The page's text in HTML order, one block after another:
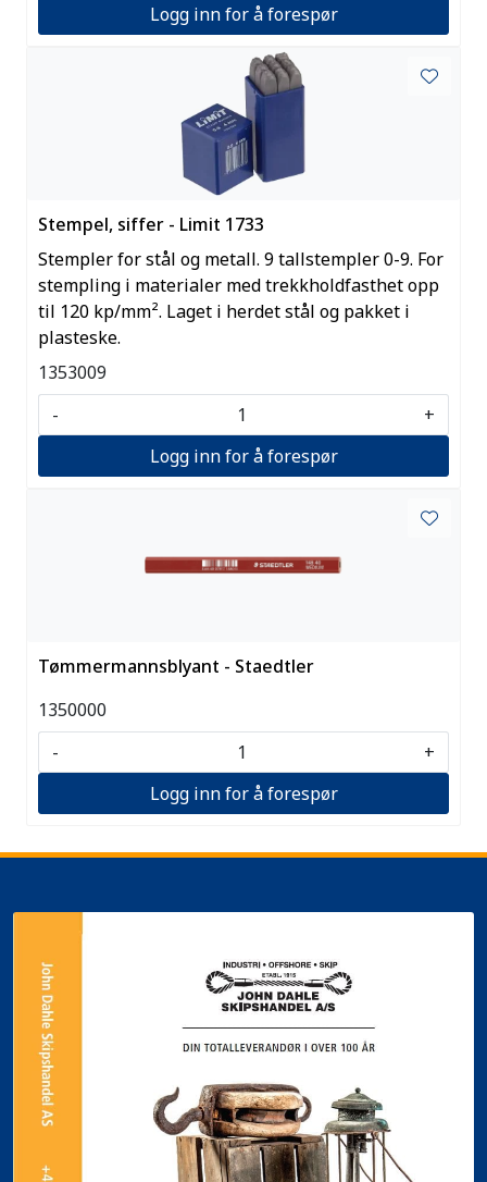
Logg inn for å forespør
Stempel, siffer - Limit 1733
Stempler for stål og metall. 9 tallstempler 0-9. For
stempling i materialer med trekkholdfasthet opp
til 120 kp/mm². Laget i herdet stål og pakket i
plasteske.
1353009
-
+
Logg inn for å forespør
Tømmermannsblyant - Staedtler
1350000
-
+
Logg inn for å forespør